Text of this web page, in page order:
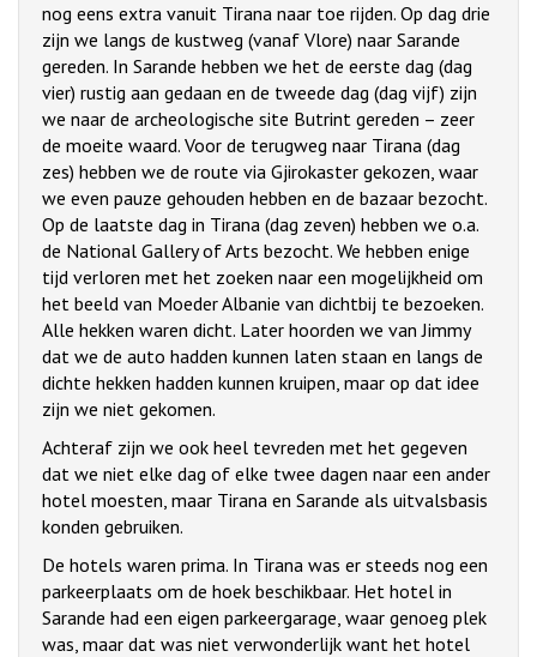
nog eens extra vanuit Tirana naar toe rijden. Op dag drie
zijn we langs de kustweg (vanaf Vlore) naar Sarande
gereden. In Sarande hebben we het de eerste dag (dag
vier) rustig aan gedaan en de tweede dag (dag vijf) zijn
we naar de archeologische site Butrint gereden – zeer
de moeite waard. Voor de terugweg naar Tirana (dag
zes) hebben we de route via Gjirokaster gekozen, waar
we even pauze gehouden hebben en de bazaar bezocht.
Op de laatste dag in Tirana (dag zeven) hebben we o.a.
de National Gallery of Arts bezocht. We hebben enige
tijd verloren met het zoeken naar een mogelijkheid om
het beeld van Moeder Albanie van dichtbij te bezoeken.
Alle hekken waren dicht. Later hoorden we van Jimmy
dat we de auto hadden kunnen laten staan en langs de
dichte hekken hadden kunnen kruipen, maar op dat idee
zijn we niet gekomen.
Achteraf zijn we ook heel tevreden met het gegeven
dat we niet elke dag of elke twee dagen naar een ander
hotel moesten, maar Tirana en Sarande als uitvalsbasis
konden gebruiken.
De hotels waren prima. In Tirana was er steeds nog een
parkeerplaats om de hoek beschikbaar. Het hotel in
Sarande had een eigen parkeergarage, waar genoeg plek
was, maar dat was niet verwonderlijk want het hotel